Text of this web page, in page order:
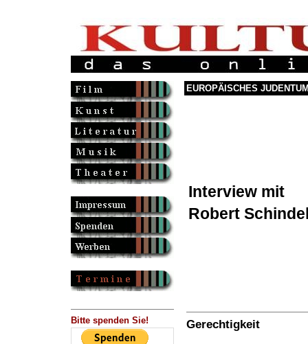
Bitte spenden Sie!
EUROPÄISCHES
Interview mit
Robert
Gerechtigkeit